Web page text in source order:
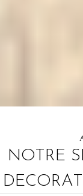
NOTRE